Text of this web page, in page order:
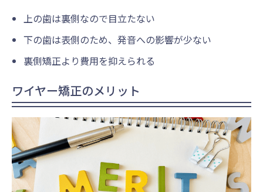
上の歯は裏側なので目立たない
下の歯は表側のため、発音への影響が少ない
裏側矯正より費用を抑えられる
ワイヤー矯正のメリット